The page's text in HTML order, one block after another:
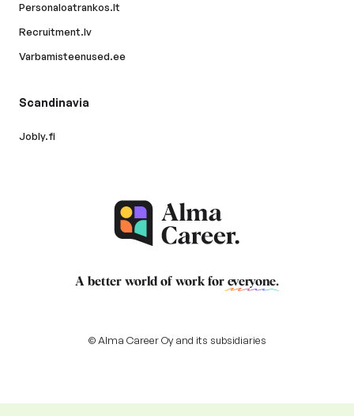
Personaloatrankos.lt
Recruitment.lv
Varbamisteenused.ee
Scandinavia
Jobly.fi
A better world of work for everyone.
© Alma Career Oy and its subsidiaries